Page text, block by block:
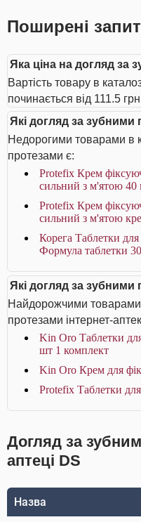
Поширені
Яка ціна на догляд за
Вартість товару в
починається від 111.5
Які догляд за
Недорогими товарами в
протезами є:
Protefix Крем
сильний з м'ятою 40
Protefix Крем
сильний з м'ятою
Корега Таблетки для
Формула таблетки
Які догляд за
Найдорожчими товарами
протезами інтернет-
Kin Oro Таблетки
шт 1 комплект
Kin Oro Крем для
Protefix Таблетки
Догляд за
аптеці DS
Назва